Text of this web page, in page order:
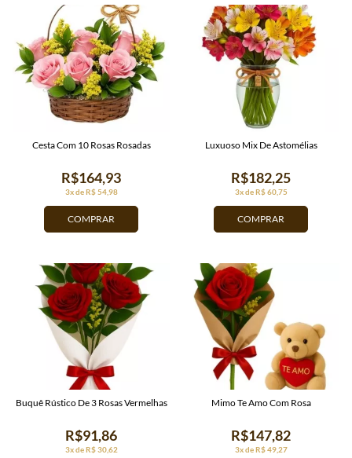
COMPRAR
3x de R$ 54,98
R$164,93
Cesta Com 10 Rosas Rosadas
COMPRAR
3x de R$ 60,75
R$182,25
Luxuoso Mix De Astomélias
3x de R$ 30,62
R$91,86
Buquê Rústico De 3 Rosas Vermelhas
3x de R$ 49,27
R$147,82
Mimo Te Amo Com Rosa